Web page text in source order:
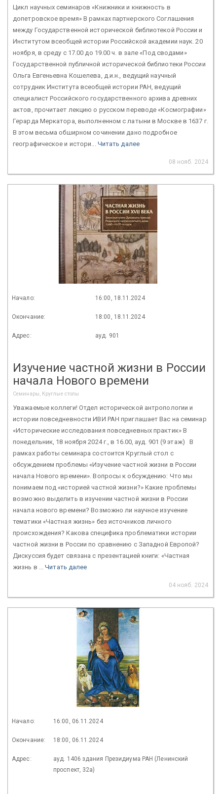
Цикл научных семинаров «Книжники и книжность в
допетровское время» В рамках партнерского Соглашения
между Государственной исторической библиотекой России и
Институтом всеобщей истории Российской академии наук. 20
ноября, в среду с 17.00 до 19.00 ч. в зале «Под сводами»
Государственной публичной исторической библиотеки России
Ольга Евгеньевна Кошелева, д.и.н., ведущий научный
сотрудник Института всеобщей истории РАН, ведущий
специалист Российского государственного архива древних
актов, прочитает лекцию о русском переводе «Космографии»
Герарда Меркатора, выполненном с латыни в Москве в 1637 г.
В этом весьма обширном сочинении дано подробное
географическое и истори... Читать далее
08 нояб. 2024
Начало: 16:00, 18.11.2024
Окончание: 18:00, 18.11.2024
Адрес: ауд. 901
Изучение частной жизни в России
начала Нового времени
Семинары, Круглые столы
Уважаемые коллеги! Отдел исторической антропологии и
истории повседневности ИВИ РАН приглашает Вас на семинар
«Исторические исследования повседневных практик» В
понедельник, 18 ноября 2024 г., в 16.00, ауд. 901 (9 этаж) В
рамках работы семинара состоится Круглый стол с
обсуждением проблемы «Изучение частной жизни в России
начала Нового времени». Вопросы к обсуждению: Что мы
понимаем под «историей частной жизни?» Какие проблемы
возможно выделить в изучении частной жизни в России
начала нового времени? Возможно ли научное изучение
тематики «Частная жизнь» без источников личного
происхождения? Какова специфика проблематики истории
частной жизни в России по сравнению с Западной Европой?
Дискуссия будет связана с презентацией книги: «Частная
жизнь в ...Читать далее
04 нояб. 2024
Начало: 16:00, 06.11.2024
Окончание: 18:00, 06.11.2024
Адрес:
ауд. 1406 здания Президиума РАН (Ленинский
проспект, 32а)